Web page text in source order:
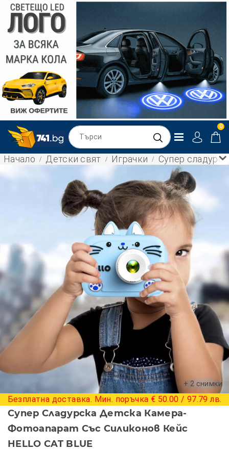
0
Начало Детски свят Играчки Супер
+ 2 снимки
Безплатна доставка. Мин. поръчка € 50.00 / 97.79 лв.
Супер Сладурска Детска Камера-
Фотоапарат Със Силиконов Кейс
HELLO CAT BLUE